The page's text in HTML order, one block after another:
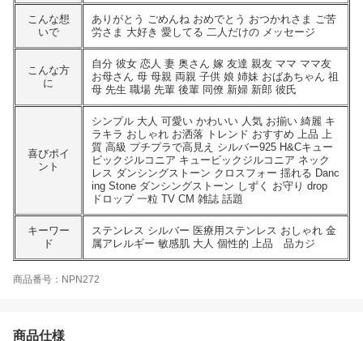
こんな想
いで
ありがとう ごめんね おめでとう おつかれさま ご苦
労さま 大好き 愛してる 二人だけの メッセージ
こんな方
に
自分 彼女 恋人 妻 奥さん 嫁 友達 親友 ママ ママ友
お母さん 母 母親 両親 子供 娘 姉妹 おばあちゃん 祖
母 先生 職場 先輩 後輩 同僚 新婦 新郎 彼氏
喜びポイ
ント
シンプル 大人 可愛い かわいい 人気 お揃い 綺麗 キ
ラキラ おしゃれ お洒落 トレンド おすすめ 上品 上
質 高級 プチプラで高見え シルバー925 H&Cキュー
ビックジルコニア キュービックジルコニア ネック
レス ダンシングストーン クロスフォー 揺れる Danc
ing Stone ダンシングストーン しずく お守り drop
ドロップ 一粒 TV CM 雑誌 話題
キーワー
ド
ステンレス シルバー 医療用ステンレス おしゃれ 金
属アレルギー 敏感肌 大人 個性的 上品 品カジ
商品番号：NPN272
商品仕様